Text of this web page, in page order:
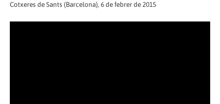
Cotxeres de Sants (Barcelona), 6 de febrer de 2015